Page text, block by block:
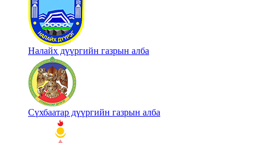
Налайх дүүргийн газрын алба
Сүхбаатар дүүргийн газрын алба